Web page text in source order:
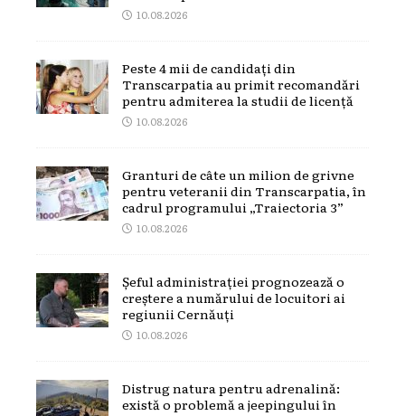
10.08.2026
Peste 4 mii de candidați din
Transcarpatia au primit recomandări
pentru admiterea la studii de licență
10.08.2026
Granturi de câte un milion de grivne
pentru veteranii din Transcarpatia, în
cadrul programului „Traiectoria 3”
10.08.2026
Șeful administrației prognozează o
creștere a numărului de locuitori ai
regiunii Cernăuți
10.08.2026
Distrug natura pentru adrenalină:
există o problemă a jeepingului în